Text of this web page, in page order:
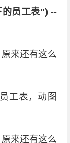
员工表") --
工表，动图